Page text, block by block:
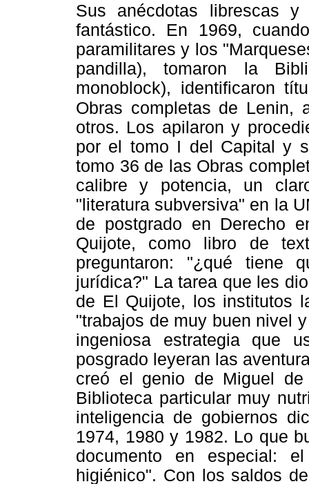
Sus anécdotas librescas
fantástico. En 1969,
paramilitares y los
pandilla), tomaron la
monoblock), identificaron
Obras completas de Lenin,
otros. Los apilaron y
por el tomo I del Capital y
tomo 36 de las Obras
calibre y potencia, un
"literatura subversiva" en la
de postgrado en Derecho
Quijote, como libro de
preguntaron: "¿qué tiene
jurídica?" La tarea que les
de El Quijote, los institutos
"trabajos de muy buen nivel
ingeniosa estrategia que
posgrado leyeran las
creó el genio de Miguel de
Biblioteca particular muy
inteligencia de gobiernos
1974, 1980 y 1982. Lo que
documento en especial:
higiénico". Con los saldos